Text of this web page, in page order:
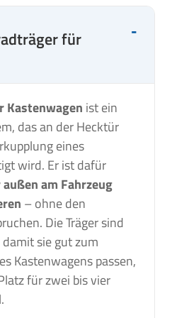
für
Kastenwagen ist ein
das an der Hecktür
eines
wird. Er ist dafür
am Fahrzeug
– ohne den
Die Träger sind
sie gut zum
Kastenwagens passen,
für zwei bis vier